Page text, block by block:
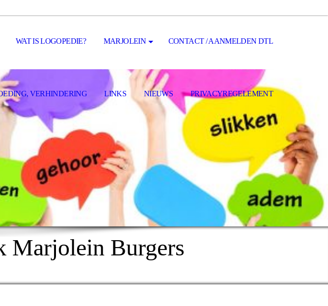
WAT IS LOGOPEDIE? MARJOLEIN CONTACT / AANMELDEN DTL
VERHINDERING LINKS NIEUWS PRIVACYREGELEMENT
Marjolein Burgers